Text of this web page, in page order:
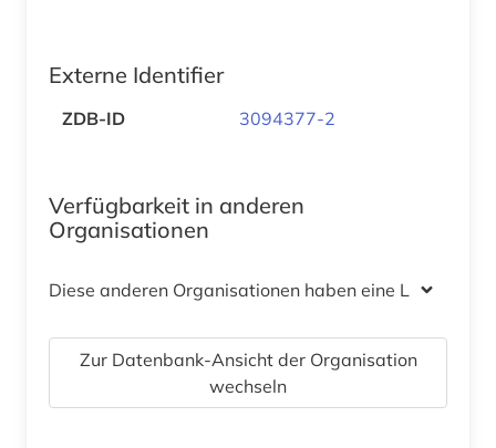
Externe Identifier
ZDB-ID 3094377-2
Verfügbarkeit in anderen
Organisationen
Diese anderen Organisationen haben eine Lizenz
Zur Datenbank-Ansicht der Organisation
wechseln